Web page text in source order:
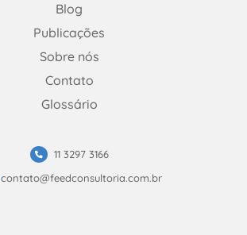
Blog
Publicações
Sobre nós
Contato
Glossário
11 3297 3166
contato@feedconsultoria.com.br